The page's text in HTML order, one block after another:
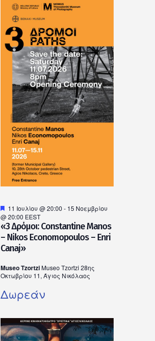
«3 Δρόμοι: Constantine Manos
– Nikos Economopoulos – Enri
Canaj»
Προτεινόμενο
11 Ιουλίου @ 20:00 - 15 Νοεμβρίου
@ 20:00 EEST
Museo TzortziMuseo Tzortzi 28ης
Οκτωβρίου 11, Άγιος Νικόλαος
Δωρεάν